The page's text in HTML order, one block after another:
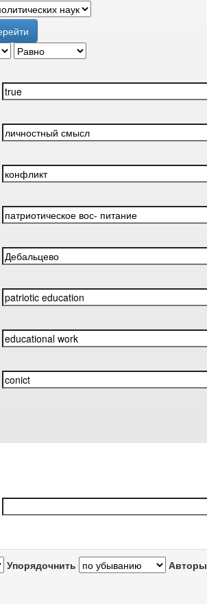
Упорядочнить Авторы